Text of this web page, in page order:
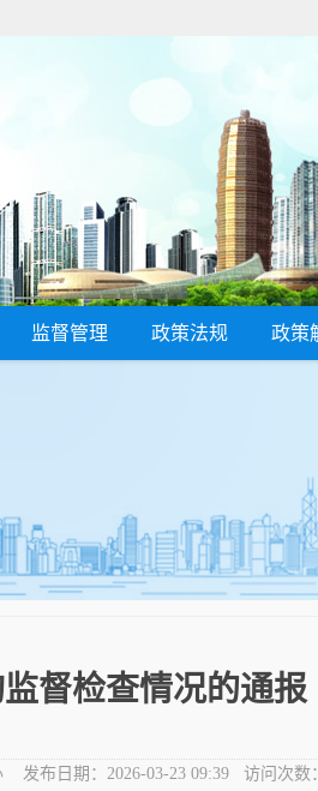
监督管理 政策法规 政策
督检查情况的通报
发布日期： 2026-03-23 09:39访问次数：